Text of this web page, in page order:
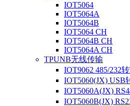
IOT5064
IOT5064A
IOT5064B
IOT5064 CH
IOT5064B CH
IOT5064A CH
TPUNB无线传输
IOT9062 485/232
IOT5060(JX) USB
IOT5060A(JX)
IOT5060B(JX)